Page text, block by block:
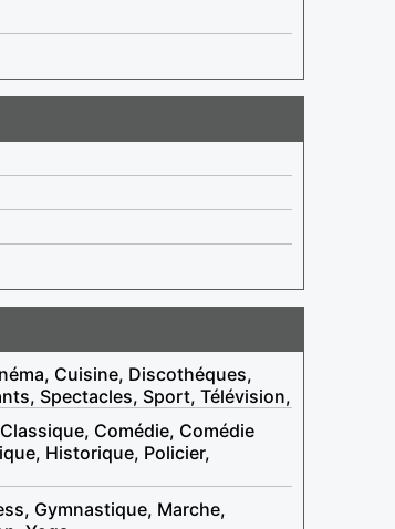
Cuisine, Discothéques,
Spectacles, Sport, Télévision,
Comédie, Comédie
Historique, Policier,
Gymnastique, Marche,